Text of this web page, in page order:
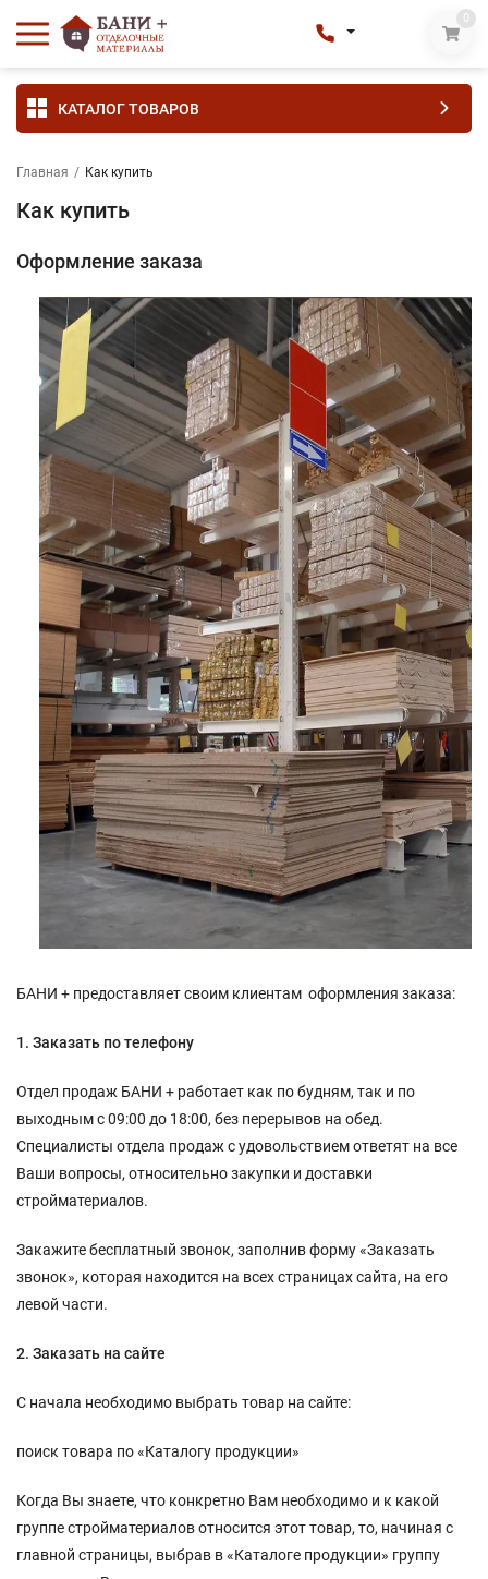
0
КАТАЛОГ ТОВАРОВ
Главная / Как купить
Как купить
Оформление заказа
БАНИ + предоставляет своим клиентам оформления заказа:
1. Заказать по телефону
Отдел продаж БАНИ + работает как по будням, так и по
выходным с 09:00 до 18:00, без перерывов на обед.
Специалисты отдела продаж с удовольствием ответят на все
Ваши вопросы, относительно закупки и доставки
стройматериалов.
Закажите бесплатный звонок, заполнив форму «Заказать
звонок», которая находится на всех страницах сайта, на его
левой части.
2. Заказать на сайте
С начала необходимо выбрать товар на сайте:
поиск товара по «Каталогу продукции»
Когда Вы знаете, что конкретно Вам необходимо и к какой
группе стройматериалов относится этот товар, то, начиная с
главной страницы, выбрав в «Каталоге продукции» группу